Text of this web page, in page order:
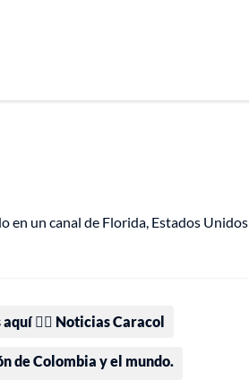
en un canal de Florida, Estados Unidos
👉🏻 Noticias Caracol
de Colombia y el mundo.